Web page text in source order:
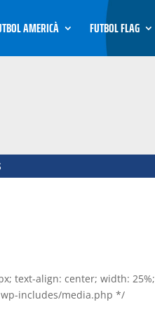
AMERICÀ FUTBOL FLAG
text-align: center; width:
wp-includes/media.php */